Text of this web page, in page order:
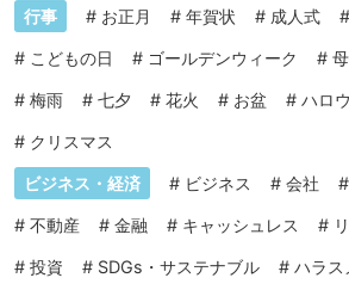
行事 # お正月 # 年賀状 # 成人式 #
# こどもの日 # ゴールデンウィーク #
# 梅雨 # 七夕 # 花火 # お盆 # ハロ
# クリスマス
ビジネス・経済 # ビジネス # 会社 #
# 不動産 # 金融 # キャッシュレス #
# 投資 # SDGs・サステナブル # ハラス